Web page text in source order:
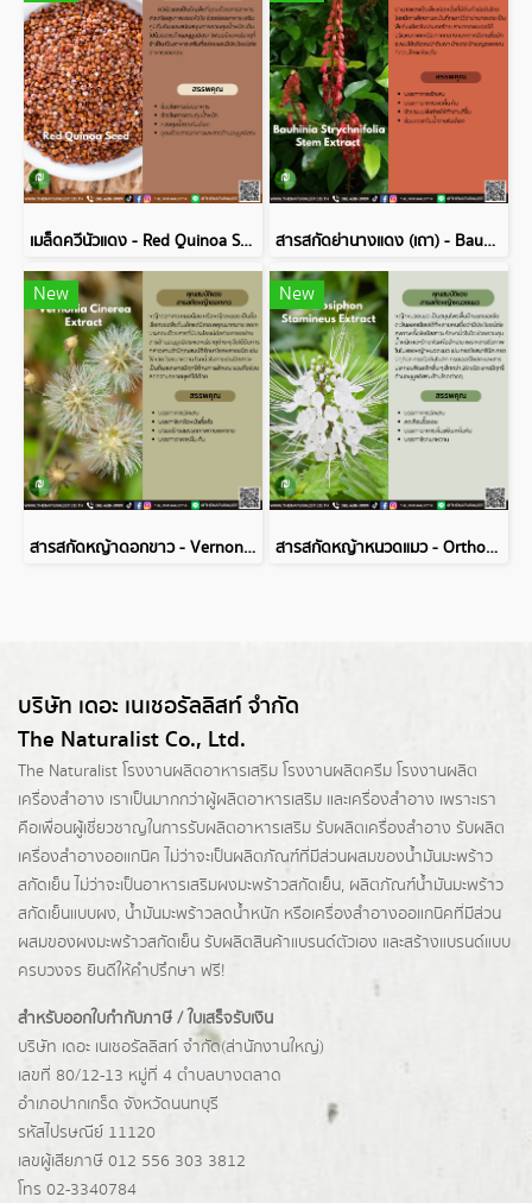
เมล็ดควีนัวแดง - Red Quinoa Seed สารสกัดย่านางแดง (เถา) - Bauhinia Strychnifolia Stem Extract
New
สารสกัดหญ้าดอกขาว - Vernonia Cinerea Extract
New
สารสกัดหญ้าหนวดแมว - Orthosiphon Stamineus Extract
บริษัท เดอะ เนเชอรัลลิสท์ จำกัด
The Naturalist Co., Ltd.
The Naturalist โรงงานผลิตอาหารเสริม โรงงานผลิตครีม โรงงานผลิต
เครื่องสำอาง เราเป็นมากกว่าผู้ผลิตอาหารเสริม และเครื่องสำอาง เพราะเรา
คือเพื่อนผู้เชี่ยวชาญในการรับผลิตอาหารเสริม รับผลิตเครื่องสำอาง รับผลิต
เครื่องสำอางออแกนิค ไม่ว่าจะเป็นผลิตภัณฑ์ที่มีส่วนผสมของน้ำมันมะพร้าว
สกัดเย็น ไม่ว่าจะเป็นอาหารเสริมผงมะพร้าวสกัดเย็น, ผลิตภัณฑ์น้ำมันมะพร้าว
สกัดเย็นแบบผง, น้ำมันมะพร้าวลดน้ำหนัก หรือเครื่องสำอางออแกนิคที่มีส่วน
ผสมของผงมะพร้าวสกัดเย็น รับผลิตสินค้าแบรนด์ตัวเอง และสร้างแบรนด์แบบ
ครบวงจร ยินดีให้คำปรึกษา ฟรี!
สำหรับออกใบกำกับภาษี / ใบเสร็จรับเงิน
บริษัท เดอะ เนเชอรัลลิสท์ จำกัด(ส่านักงานใหญ่)
เลขที่ 80/12-13 หมู่ที่ 4 ตำบลบางตลาด
อำเภอปากเกร็ด จังหวัดนนทบุรี
รหัสไปรษณีย์ 11120
เลขผู้เสียภาษี 012 556 303 3812
โทร 02-3340784